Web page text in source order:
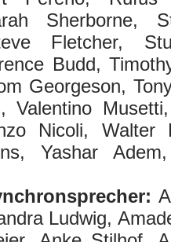
Sherborne,
Fletcher,
Budd,
Georgeson,
Valentino
Nicoli, Walter
Yashar
Ludwig,